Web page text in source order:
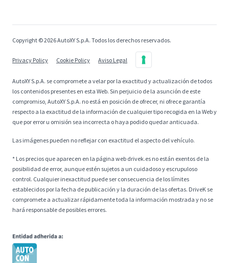
Copyright © 2026 AutoXY S.p.A. Todos los derechos reservados.
Privacy Policy Cookie Policy Aviso Legal
AutoXY S.p.A. se compromete a velar por la exactitud y actualización de todos
los contenidos presentes en esta Web. Sin perjuicio de la asunción de este
compromiso, AutoXY S.p.A. no está en posición de ofrecer, ni ofrece garantía
respecto a la exactitud de la información de cualquier tipo recogida en la Web y
que por error u omisión sea incorrecta o haya podido quedar anticuada.
Las imágenes pueden no reflejar con exactitud el aspecto del vehículo.
* Los precios que aparecen en la página web drivek.es no están exentos de la
posibilidad de error, aunque estén sujetos a un cuidadoso y escrupuloso
control. Cualquier inexactitud puede ser consecuencia de los límites
establecidos por la fecha de publicación y la duración de las ofertas. DriveK se
compromete a actualizar rápidamente toda la información mostrada y no se
hará responsable de posibles errores.